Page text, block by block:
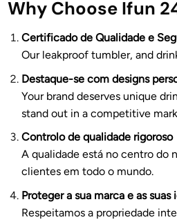
Why Choose Ifun
Certificado de Qualidade e
Our leakproof tumbler, and
Destaque-se com designs
Your brand deserves unique
stand out in a competitive
Controlo de qualidade rigoroso
A qualidade está no centro do
clientes em todo o mundo.
Proteger a sua marca e as suas
Respeitamos a propriedade